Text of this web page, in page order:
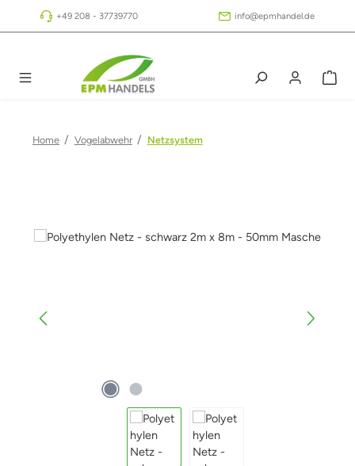
Zum Hauptinhalt springen
+49 208 - 37739770 info@epmhandel.de
Home / Vogelabwehr / Netzsystem
Bildergalerie überspringen